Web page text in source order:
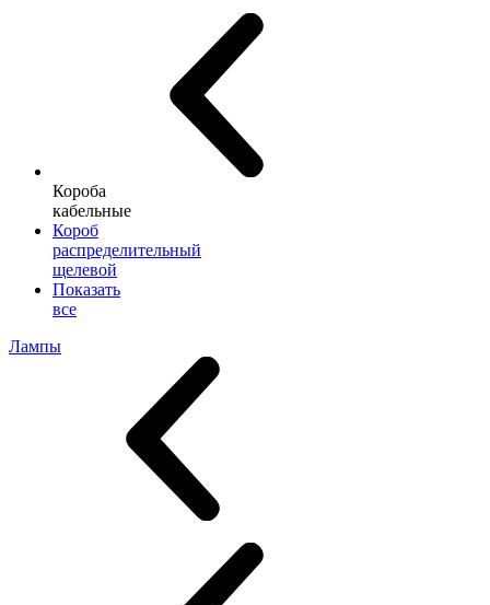
Короба
кабельные
Короб
распределительный
щелевой
Показать
все
Лампы